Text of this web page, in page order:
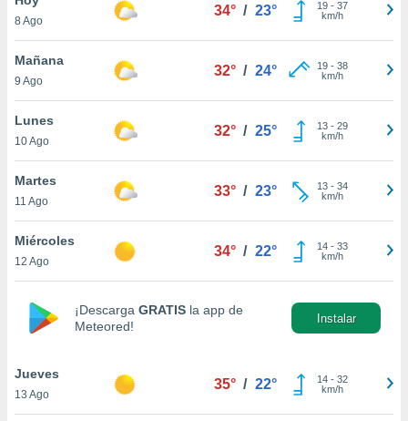
en
más
nuestra
de
aceptar
de
8 Ago
34° / 23° 19- 37
km/h
Mañana
9 Ago
32° / 24° 19- 38
km/h
Lunes
10 Ago
32° / 25° 13- 29
km/h
Martes
11 Ago
33° / 23° 13- 34
km/h
Miércoles
12 Ago
34° / 22° 14- 33
km/h
¡Descarga GRATIS la app de
Meteored!
Instalar
Jueves
13 Ago
35° / 22° 14- 32
km/h